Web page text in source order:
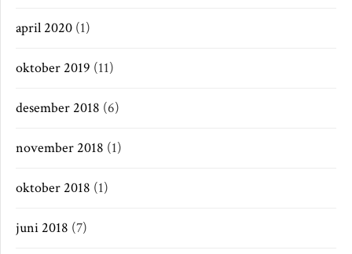
april 2020 (1)
oktober 2019 (11)
desember 2018 (6)
november 2018 (1)
oktober 2018 (1)
juni 2018 (7)